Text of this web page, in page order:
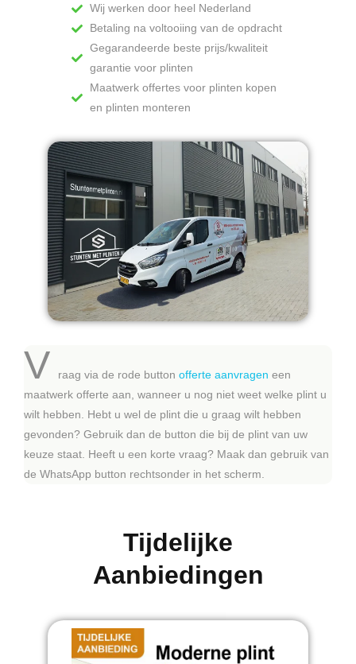
Wij werken door heel Nederland
Betaling na voltooiing van de opdracht
Gegarandeerde beste prijs/kwaliteit
garantie voor plinten
Maatwerk offertes voor plinten kopen
en plinten monteren
V raag via de rode button offerte aanvragen een
maatwerk offerte aan, wanneer u nog niet weet welke plint u
wilt hebben. Hebt u wel de plint die u graag wilt hebben
gevonden? Gebruik dan de button die bij de plint van uw
keuze staat. Heeft u een korte vraag? Maak dan gebruik van
de WhatsApp button rechtsonder in het scherm.
Tijdelijke
Aanbiedingen